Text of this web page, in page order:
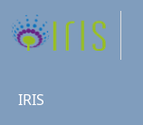
IRIS